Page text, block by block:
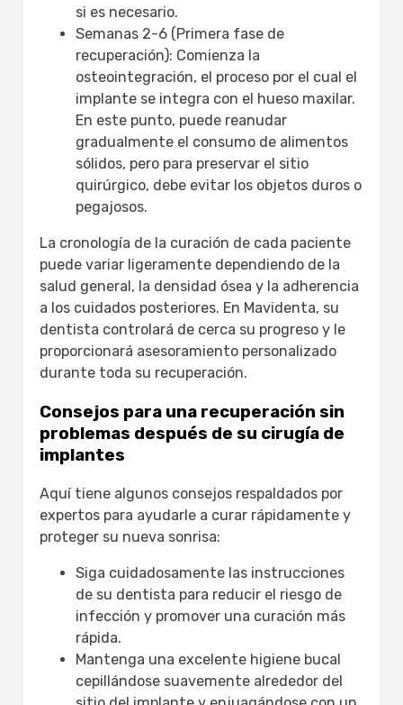
si es necesario.
Semanas 2-6 (Primera fase de
recuperación): Comienza la
osteointegración, el proceso por el cual el
implante se integra con el hueso maxilar.
En este punto, puede reanudar
gradualmente el consumo de alimentos
sólidos, pero para preservar el sitio
quirúrgico, debe evitar los objetos duros o
pegajosos.
La cronología de la curación de cada paciente
puede variar ligeramente dependiendo de la
salud general, la densidad ósea y la adherencia
a los cuidados posteriores. En Mavidenta, su
dentista controlará de cerca su progreso y le
proporcionará asesoramiento personalizado
durante toda su recuperación.
Consejos para una recuperación sin
problemas después de su cirugía de
implantes
Aquí tiene algunos consejos respaldados por
expertos para ayudarle a curar rápidamente y
proteger su nueva sonrisa:
Siga cuidadosamente las instrucciones
de su dentista para reducir el riesgo de
infección y promover una curación más
rápida.
Mantenga una excelente higiene bucal
cepillándose suavemente alrededor del